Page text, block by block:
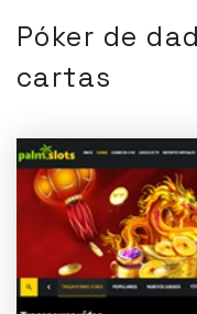
Póker de
cartas